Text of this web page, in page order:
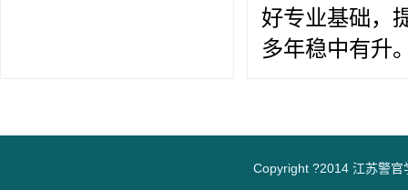
好专业基础，
多年稳中有升
Copyright ?2014 江苏警